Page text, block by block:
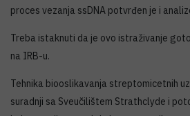
proces vezanja ssDNA potvrđen je i
Treba istaknuti da je ovo istraživanje
na IRB-u.
Tehnika biooslikavanja streptomicetnih
suradnji sa Sveučilištem Strathclyde i